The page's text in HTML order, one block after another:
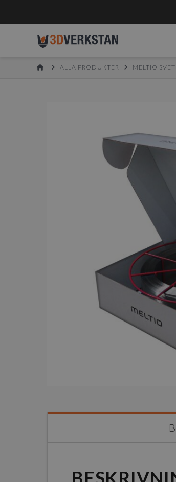
HOMEALLA PRODUKTER MELTIO